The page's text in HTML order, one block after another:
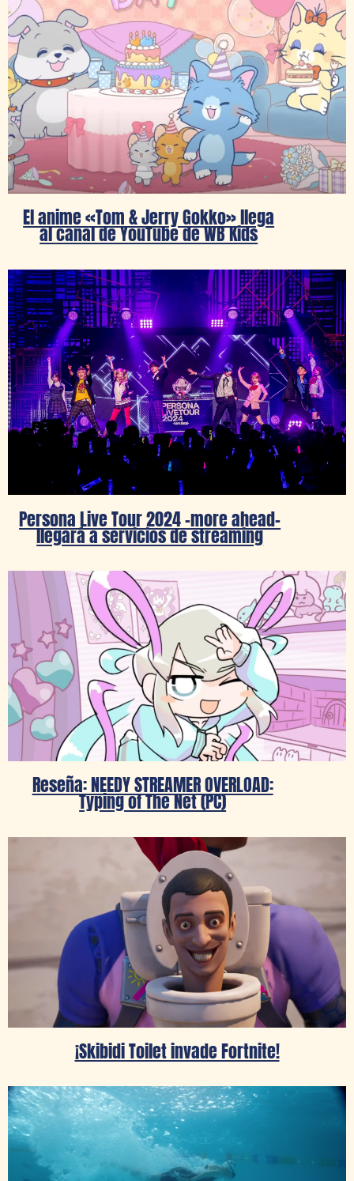
El anime «Tom & Jerry Gokko» llega
al canal de YouTube de WB Kids
Persona Live Tour 2024 -more ahead-
llegará a servicios de streaming
Reseña: NEEDY STREAMER OVERLOAD:
Typing of The Net (PC)
¡Skibidi Toilet invade Fortnite!